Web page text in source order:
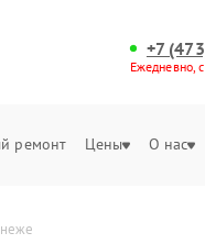
+7
Ежедневно,
ремонт Цены О нас